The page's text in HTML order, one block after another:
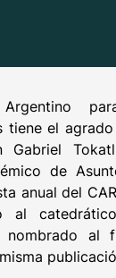
tiene el
Gabriel
de
anual del
al
nombrado al